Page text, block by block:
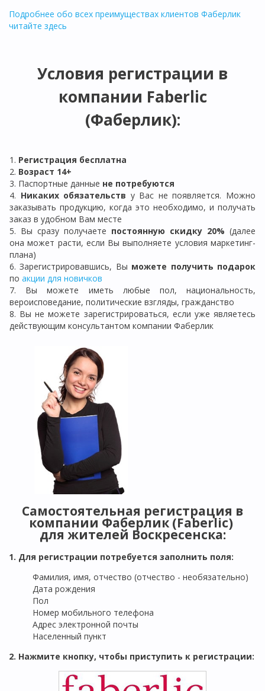
Подробнее обо всех преимуществах клиентов Фаберлик
читайте здесь
Условия регистрации в
компании Faberlic
(Фаберлик):
1. Регистрация бесплатна
2. Возраст 14+
3. Паспортные данные не потребуются
4. Никаких обязательств у Вас не появляется. Можно
заказывать продукцию, когда это необходимо, и получать
заказ в удобном Вам месте
5. Вы сразу получаете постоянную скидку 20% (далее
она может расти, если Вы выполняете условия маркетинг-
плана)
6. Зарегистрировавшись, Вы можете получить подарок
по акции для новичков
7. Вы можете иметь любые пол, национальность,
вероисповедание, политические взгляды, гражданство
8. Вы не можете зарегистрироваться, если уже являетесь
действующим консультантом компании Фаберлик
Самостоятельная регистрация в
компании Фаберлик (Faberlic)
для жителей Воскресенска:
1. Для регистрации потребуется заполнить поля:
Фамилия, имя, отчество (отчество - необязательно)
Дата рождения
Пол
Номер мобильного телефона
Адрес электронной почты
Населенный пункт
2. Нажмите кнопку, чтобы приступить к регистрации: